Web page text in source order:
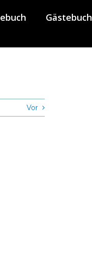
Gästebuch
Vor